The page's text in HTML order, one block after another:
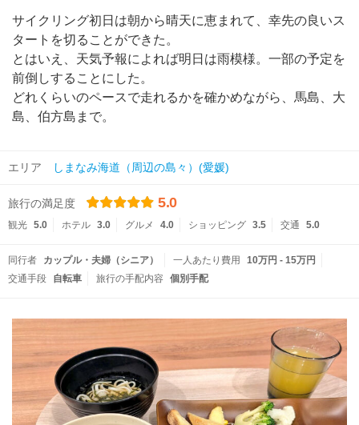
サイクリング初日は朝から晴天に恵まれて、幸先の良いス
タートを切ることができた。
とはいえ、天気予報によれば明日は雨模様。一部の予定を
前倒しすることにした。
どれくらいのペースで走れるかを確かめながら、馬島、大
島、伯方島まで。
エリア しまなみ海道（周辺の島々）(愛媛)
旅行の満足度 5.0
観光 5.0 ホテル 3.0 グルメ 4.0 ショッピング 3.5 交通 5.0
同行者 カップル・夫婦（シニア） 一人あたり費用
10万円 - 15万円
交通手段
自転車 旅行の手配内容 個別手配